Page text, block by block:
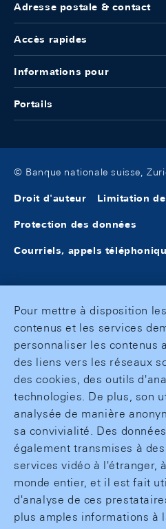
Adresse postale & contact
Accès rapides
Informations pour
Portails
© Banque nationale suisse,
Droit d'auteur Limitation
Protection des données
Courriels, appels
Pour mettre à disposition
contenus et les services
personnaliser les contenus
des liens vers les réseaux
des cookies, des outils
technologies. De plus, son
analysée de manière
sa convivialité. Des
également transmises à
services vidéo à l'étranger,
monde entier, et il est fait
d'analyse de ces
plus amples informations à